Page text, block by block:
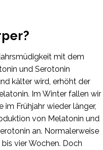
mit dem
und Serotonin
kälter wird, erhöht der
Im Winter fallen wir
im Frühjahr wieder länger,
von Melatonin und
an. Normalerweise
vier Wochen. Doch